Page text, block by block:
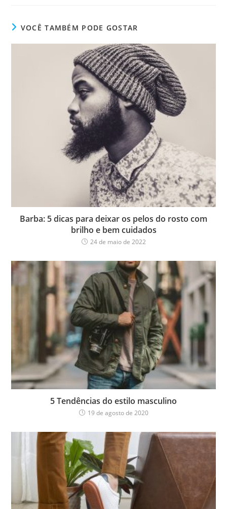
VOCÊ TAMBÉM PODE GOSTAR
Barba: 5 dicas para deixar os pelos do rosto com
brilho e bem cuidados
24 de maio de 2022
5 Tendências do estilo masculino
19 de agosto de 2020